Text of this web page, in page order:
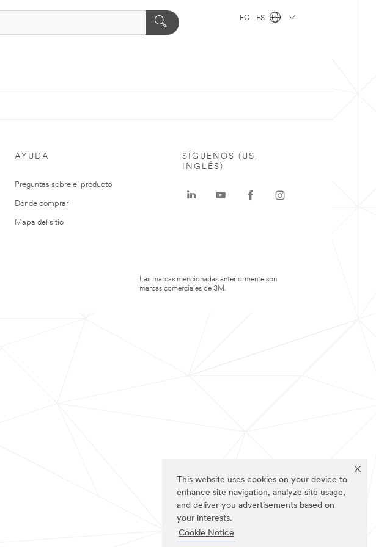
This website uses cookies on your device to
enhance site navigation, analyze site usage,
and deliver you advertisements based on
your interests.
Cookie Notice
EC - ES
AYUDA
Preguntas sobre el producto
Dónde comprar
Mapa del sitio
SÍGUENOS (US,
INGLÉS)
Las marcas mencionadas anteriormente son
marcas comerciales de 3M.